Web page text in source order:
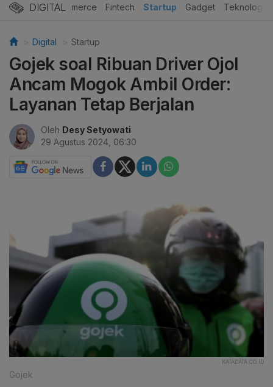
DIGITAL
E-Commerce Fintech Startup Gadget Teknologi
Digital Startup
Gojek soal Ribuan Driver Ojol
Ancam Mogok Ambil Order:
Layanan Tetap Berjalan
Oleh Desy Setyowati
29 Agustus 2024, 06:30
KATADATA.CO.ID
Gojek